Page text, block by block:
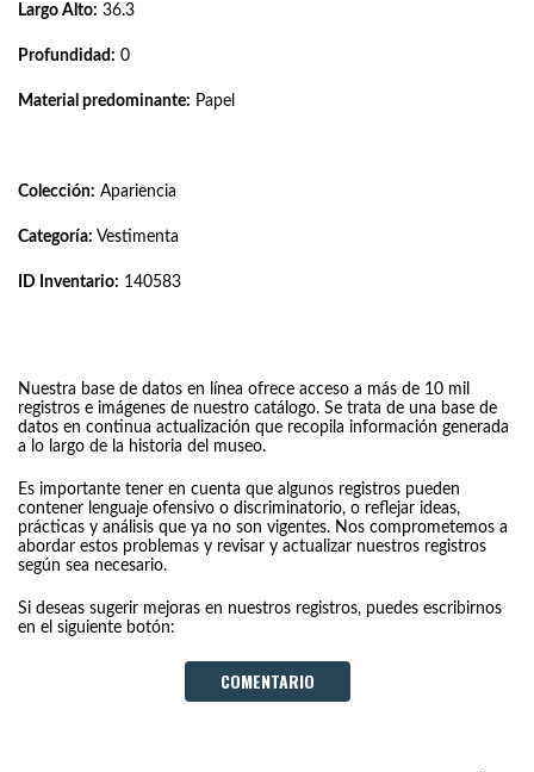
Largo Alto: 36.3
Profundidad: 0
Material predominante: Papel
Colección: Apariencia
Categoría: Vestimenta
ID Inventario: 140583
Nuestra base de datos en línea ofrece acceso a más de 10 mil
registros e imágenes de nuestro catálogo. Se trata de una base de
datos en continua actualización que recopila información generada
a lo largo de la historia del museo.
Es importante tener en cuenta que algunos registros pueden
contener lenguaje ofensivo o discriminatorio, o reflejar ideas,
prácticas y análisis que ya no son vigentes. Nos comprometemos a
abordar estos problemas y revisar y actualizar nuestros registros
según sea necesario.
Si deseas sugerir mejoras en nuestros registros, puedes escribirnos
en el siguiente botón:
COMENTARIO